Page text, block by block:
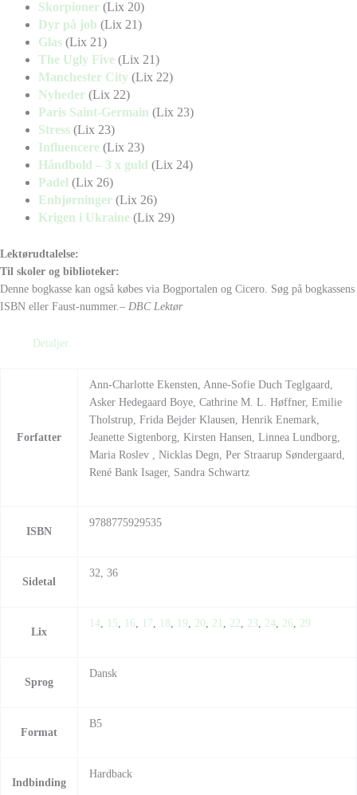
Skorpioner (Lix 20)
Dyr på job (Lix 21)
Glas (Lix 21)
The Ugly Five (Lix 21)
Manchester City (Lix 22)
Nyheder (Lix 22)
Paris Saint-Germain (Lix 23)
Stress (Lix 23)
Influencere (Lix 23)
Håndbold – 3 x guld (Lix 24)
Padel (Lix 26)
Enhjørninger (Lix 26)
Krigen i Ukraine (Lix 29)
Lektørudtalelse:
Til skoler og biblioteker:
Denne bogkasse kan også købes via Bogportalen og Cicero. Søg på bogkassens
ISBN eller Faust-nummer. – DBC Lektør
Detaljer
Forfatter
Ann-Charlotte Ekensten, Anne-Sofie Duch Teglgaard,
Asker Hedegaard Boye, Cathrine M. L. Høffner, Emilie
Tholstrup, Frida Bejder Klausen, Henrik Enemark,
Jeanette Sigtenborg, Kirsten Hansen, Linnea Lundborg,
Maria Roslev , Nicklas Degn, Per Straarup Søndergaard,
René Bank Isager, Sandra Schwartz
ISBN
9788775929535
Sidetal
32, 36
Lix
14, 15, 16, 17, 18, 19, 20, 21 , 22, 23, 24, 26, 29
Sprog
Dansk
Format
B5
Indbinding
Hardback